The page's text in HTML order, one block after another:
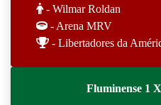
- Wilmar Roldan
- Arena MRV
- Libertadores da
Fluminense 1